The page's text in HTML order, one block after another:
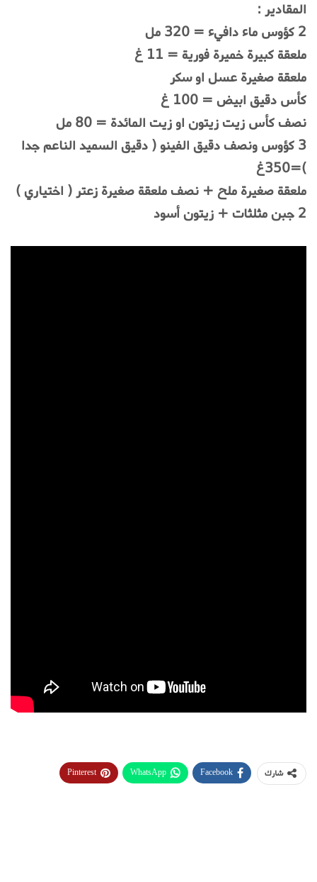
المقادير :
2 كؤوس ماء دافيء = 320 مل
ملعقة كبيرة خميرة فورية = 11 غ
ملعقة صغيرة عسل او سكر
كأس دقيق ابيض = 100 غ
نصف كأس زيت زيتون او زيت المائدة = 80 مل
3 كؤوس ونصف دقيق الفينو ( دقيق السميد الناعم جدا
)=350غ
ملعقة صغيرة ملح + نصف ملعقة صغيرة زعتر ( اختياري )
2 جبن مثلثات + زيتون أسود
شارك Facebook
WhatsApp
Pinterest